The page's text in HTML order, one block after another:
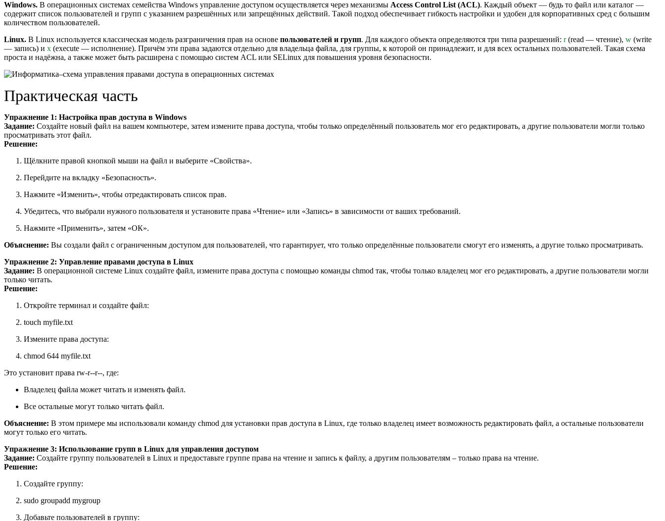
Windows. В операционных системах семейства Windows управление доступом осуществляется через механизмы Access Control List (ACL). Каждый объект — будь то файл или каталог —
содержит список пользователей и групп с указанием разрешённых или запрещённых действий. Такой подход обеспечивает гибкость настройки и удобен для корпоративных сред с большим
количеством пользователей.
Linux. В Linux используется классическая модель разграничения прав на основе пользователей и групп. Для каждого объекта определяются три типа разрешений: r(read — чтение), w (write
— запись) и x (execute — исполнение). Причём эти права задаются отдельно для владельца файла, для группы, к которой он принадлежит, и для всех остальных пользователей. Такая схема
проста и надёжна, а также может быть расширена с помощью систем ACL или SELinux для повышения уровня безопасности.
Практическая часть
Упражнение 1: Настройка прав доступа в Windows
Задание: Создайте новый файл на вашем компьютере, затем измените права доступа, чтобы только определённый пользователь мог его редактировать, а другие пользователи могли только
просматривать этот файл.
Решение:
Щёлкните правой кнопкой мыши на файл и выберите «Свойства».
Перейдите на вкладку «Безопасность».
Нажмите «Изменить», чтобы отредактировать список прав.
Убедитесь, что выбрали нужного пользователя и установите права «Чтение» или «Запись» в зависимости от ваших требований.
Нажмите «Применить», затем «ОК».
Объяснение: Вы создали файл с ограниченным доступом для пользователей, что гарантирует, что только определённые пользователи смогут его изменять, а другие только просматривать.
Упражнение 2: Управление правами доступа в Linux
Задание: В операционной системе Linux создайте файл, измените права доступа с помощью команды chmod так, чтобы только владелец мог его редактировать, а другие пользователи могли
только читать.
Решение:
Откройте терминал и создайте файл:
touch myfile.txt
Измените права доступа:
chmod 644 myfile.txt
Это установит права rw-r--r--, где:
Владелец файла может читать и изменять файл.
Все остальные могут только читать файл.
Объяснение: В этом примере мы использовали команду chmod для установки прав доступа в Linux, где только владелец имеет возможность редактировать файл, а остальные пользователи
могут только его читать.
Упражнение 3: Использование групп в Linux для управления доступом
Задание: Создайте группу пользователей в Linux и предоставьте группе права на чтение и запись к файлу, а другим пользователям – только права на чтение.
Решение:
Создайте группу:
sudo groupadd mygroup
Добавьте пользователей в группу: